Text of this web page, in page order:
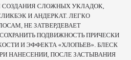
СОЗДАНИЯ СЛОЖНЫХ УКЛАДОК,
И АНДЕРКАТ. ЛЕГКО
НЕ ЗАТВЕРДЕВАЕТ
ПОДВИЖНОСТЬ ПРИЧЕСКИ
И ЭФФЕКТА «ХЛОПЬЕВ». БЛЕСК
НАНЕСЕНИИ, ПОСЛЕ ЗАСТЫВАНИЯ